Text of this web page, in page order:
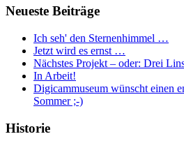
Neueste Beiträge
Ich seh' den Sternenhimmel …
Jetzt wird es ernst …
Nächstes Projekt – oder: Drei
In Arbeit!
Digicammuseum wünscht einen
Sommer ;-)
Historie